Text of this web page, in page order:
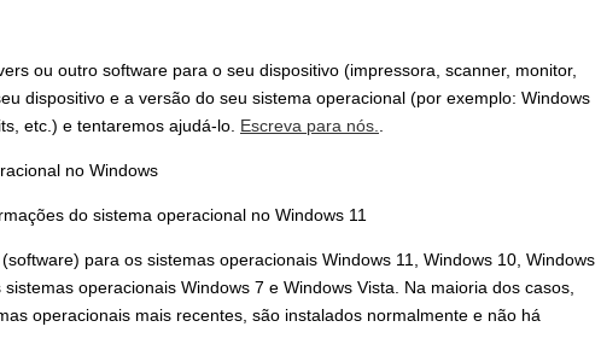
ou outro software para o seu dispositivo (impressora, scanner, monitor,
dispositivo e a versão do seu sistema operacional (por exemplo: Windows
etc.) e tentaremos ajudá-lo. Escreva para nós..
no Windows
para os sistemas operacionais Windows 11, Windows 10, Windows
operacionais Windows 7 e Windows Vista. Na maioria dos casos,
operacionais mais recentes, são instalados normalmente e não há